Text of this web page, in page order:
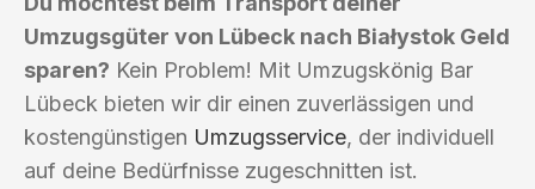
Umzugsgüter von Lübeck nach Białystok Geld
sparen? Kein Problem! Mit Umzugskönig Bar
Lübeck bieten wir dir einen zuverlässigen und
kostengünstigen Umzugsservice, der individuell
auf deine Bedürfnisse zugeschnitten ist.